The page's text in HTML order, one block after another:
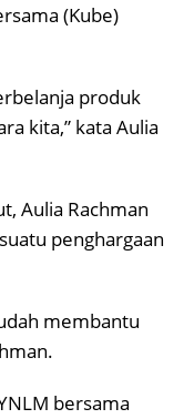
(Kube)
produk
kita,” kata Aulia
Aulia Rachman
penghargaan
membantu
bersama